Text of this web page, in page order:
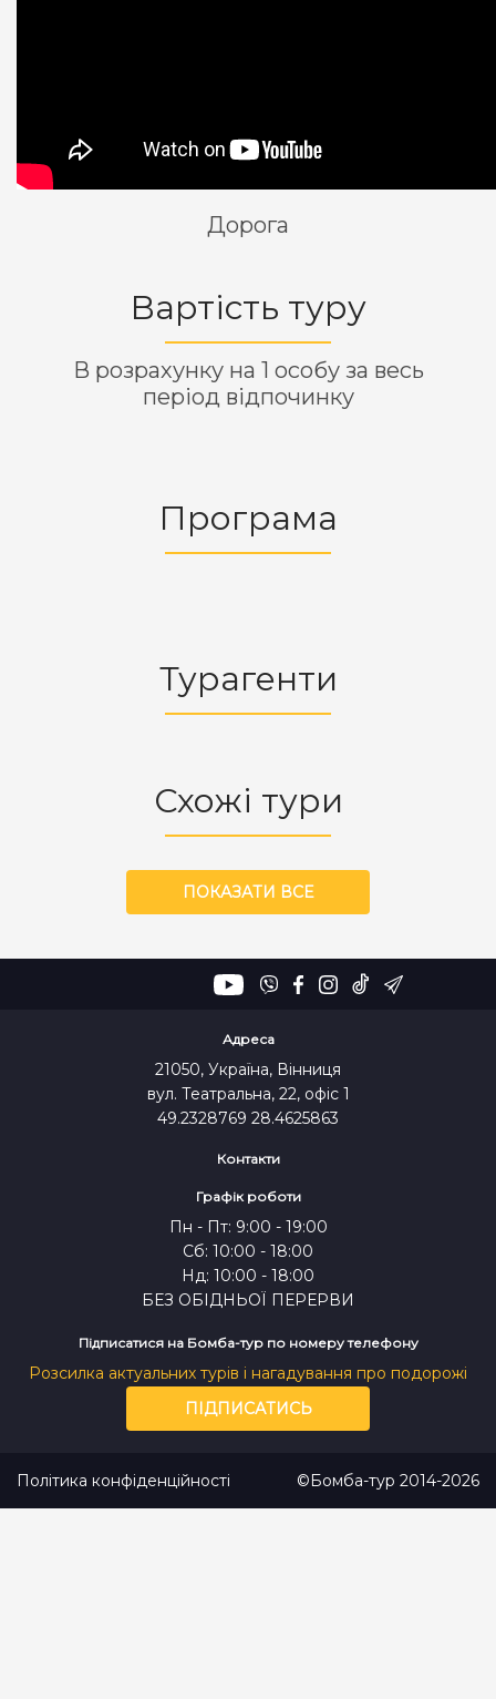
Дорога
Вартість туру
В розрахунку на 1 особу за весь
період відпочинку
Програма
Турагенти
Схожі тури
ПОКАЗАТИ ВСЕ
Адреса
21050, Україна, Вінниця
вул. Театральна, 22, офіс 1
49.2328769 28.4625863
Контакти
Графік роботи
Пн - Пт: 9:00 - 19:00
Сб: 10:00 - 18:00
Нд: 10:00 - 18:00
БЕЗ ОБІДНЬОЇ ПЕРЕРВИ
Підписатися на Бомба-тур по номеру телефону
Розсилка актуальних турів і нагадування про подорожі
ПІДПИСАТИСЬ
Політика конфіденційності ©Бомба-тур 2014-2026